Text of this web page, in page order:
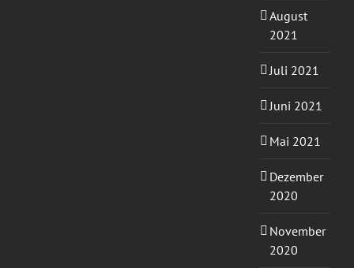
August
2021
Juli 2021
Juni 2021
Mai 2021
Dezember
2020
November
2020